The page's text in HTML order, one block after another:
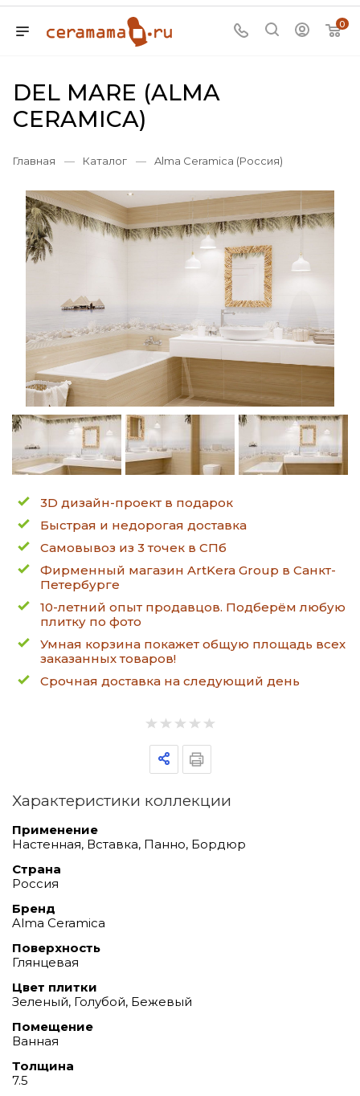
0
DEL MARE (ALMA
CERAMICA)
Главная — Каталог — Alma Ceramica (Россия)
3D дизайн-проект в подарок
Быстрая и недорогая доставка
Самовывоз из 3 точек в СПб
Фирменный магазин ArtKera Group в Санкт-
Петербурге
10-летний опыт продавцов. Подберём любую
плитку по фото
Умная корзина покажет общую площадь всех
заказанных товаров!
Срочная доставка на следующий день
Характеристики коллекции
Применение
Настенная, Вставка, Панно, Бордюр
Страна
Россия
Бренд
Alma Ceramica
Поверхность
Глянцевая
Цвет плитки
Зеленый, Голубой, Бежевый
Помещение
Ванная
Толщина
7.5